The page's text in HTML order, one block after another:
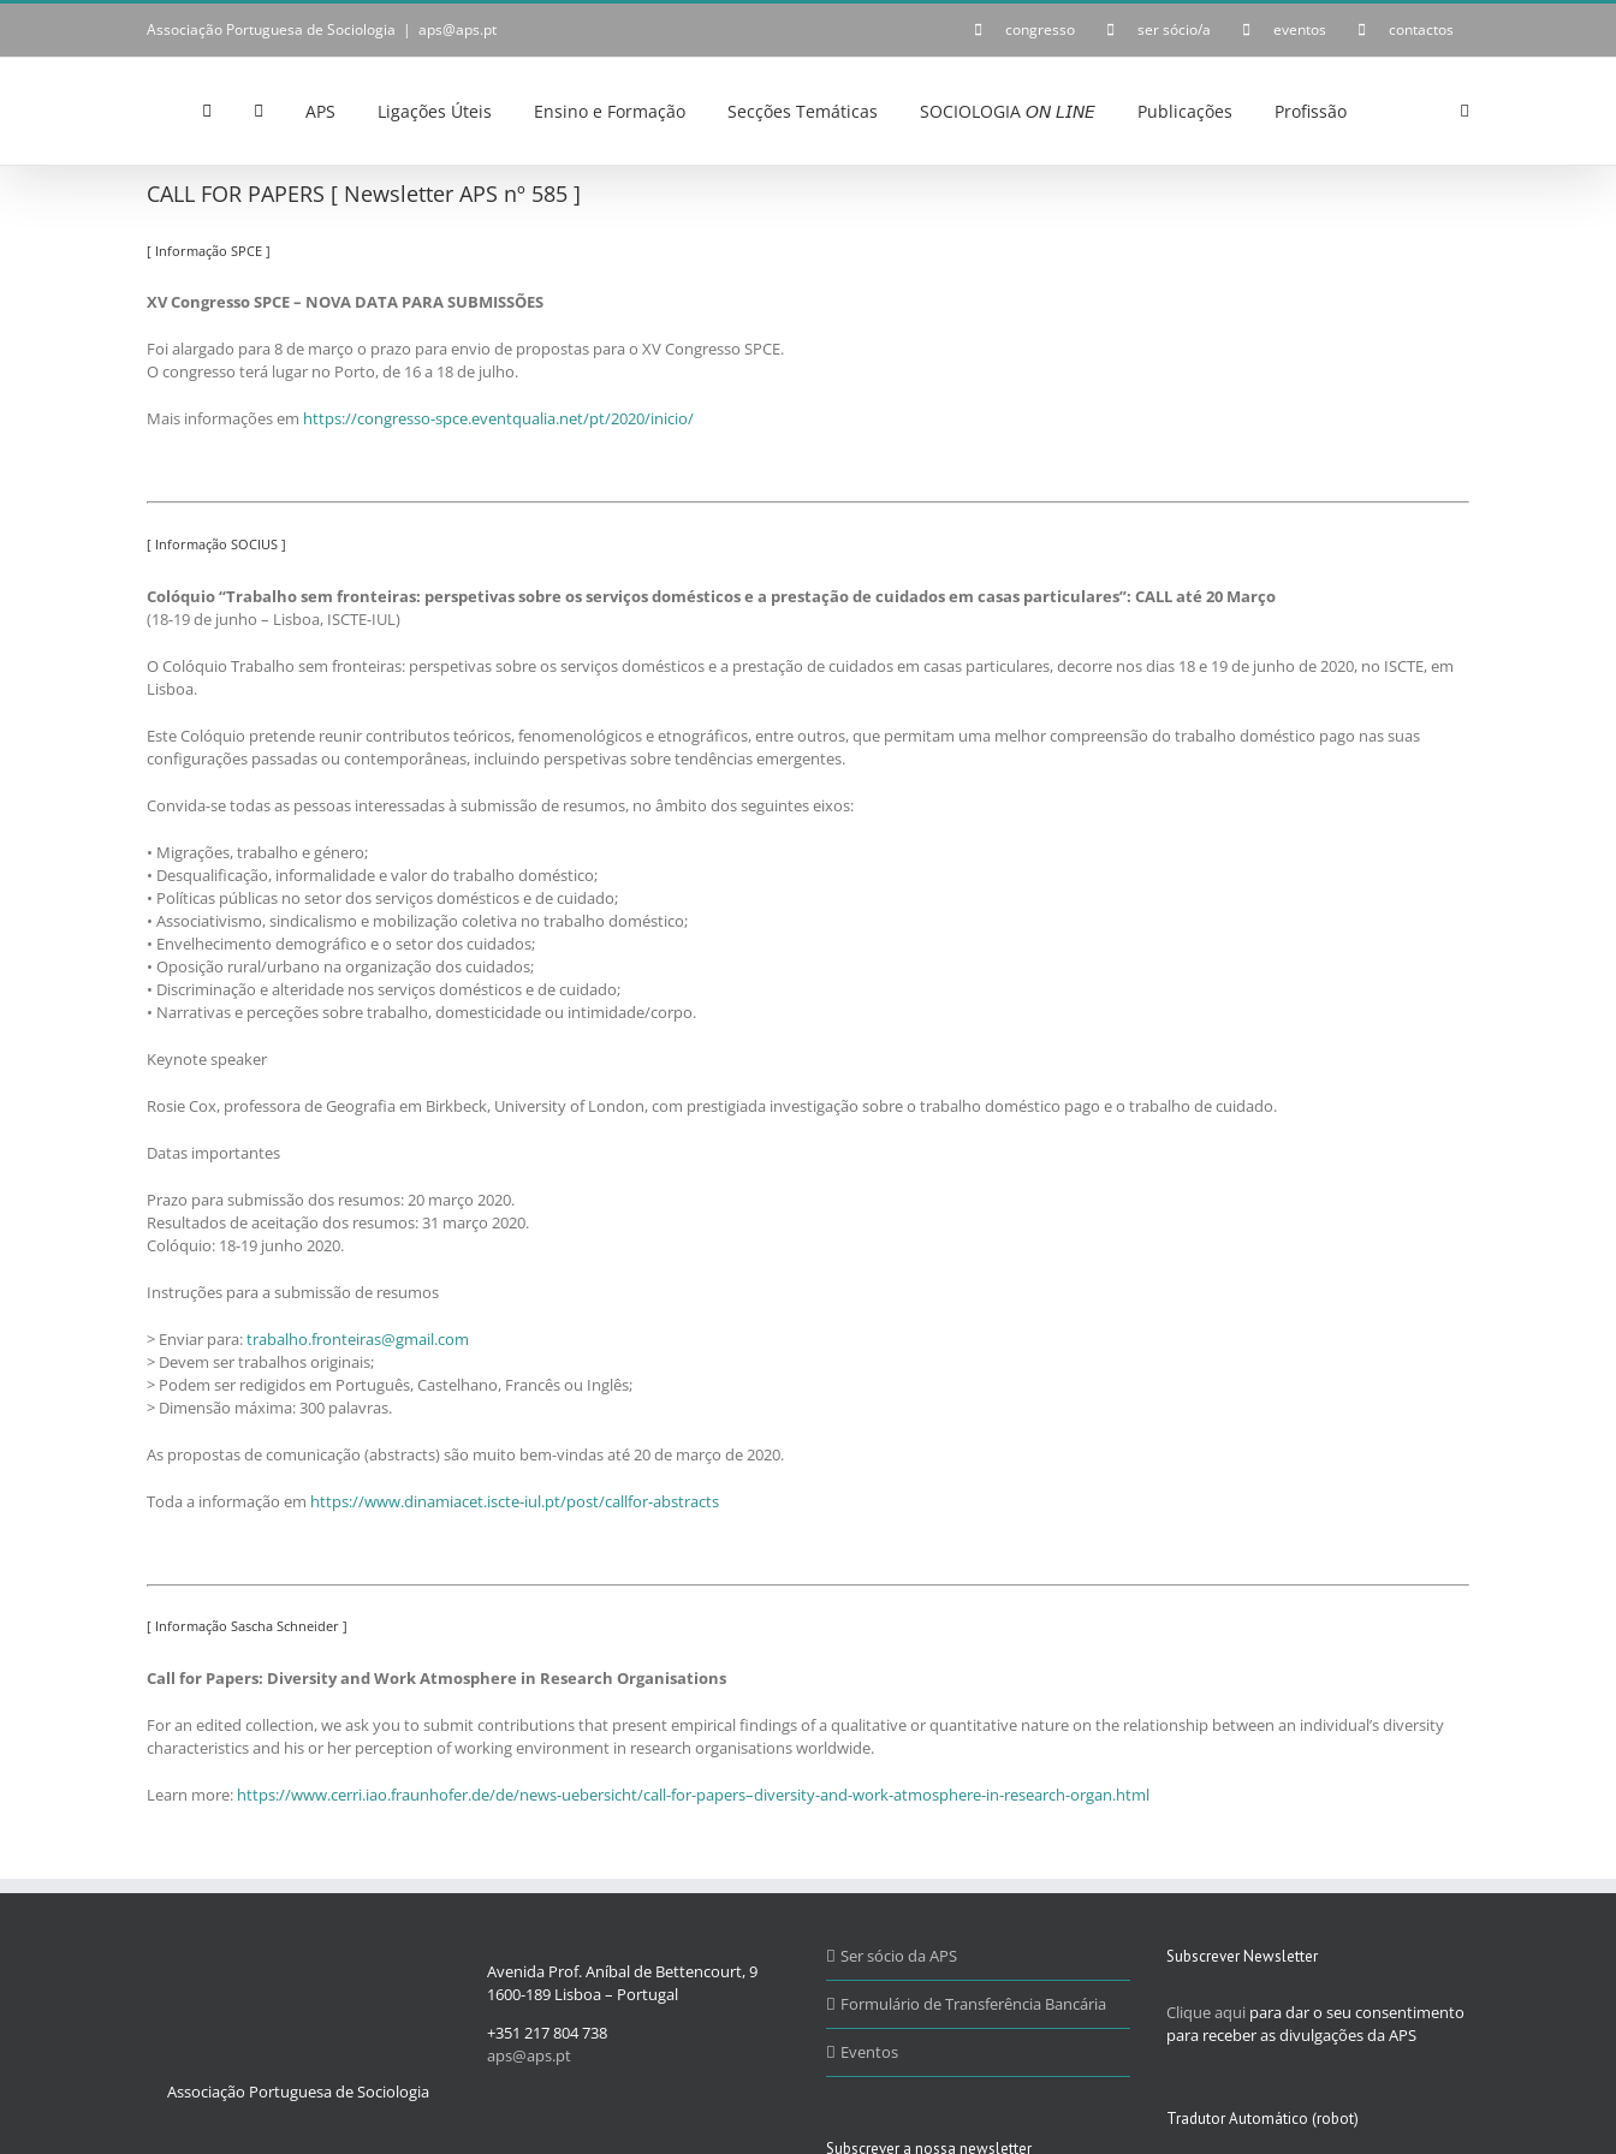
Skip
content
Associação Portuguesa de Sociologia | aps@aps.pt congresso ser sócio/a eventos contactos
APS Ligações Úteis Ensino e Formação Secções Temáticas SOCIOLOGIA 𝘖𝘕 𝘓𝘐𝘕𝘌 Publicações Profissão
CALL FOR PAPERS [ Newsletter APS nº 585 ]
[ Informação SPCE ]
XV Congresso SPCE – NOVA DATA PARA SUBMISSÕES
Foi alargado para 8 de março o prazo para envio de propostas para o XV Congresso SPCE.
O congresso terá lugar no Porto, de 16 a 18 de julho.
Mais informações em https://congresso-spce.eventqualia.net/pt/2020/inicio/
[ Informação SOCIUS ]
Colóquio “Trabalho sem fronteiras: perspetivas sobre os serviços domésticos e a prestação de cuidados em casas particulares”: CALL até 20 Março
(18-19 de junho – Lisboa, ISCTE-IUL)
O Colóquio Trabalho sem fronteiras: perspetivas sobre os serviços domésticos e a prestação de cuidados em casas particulares, decorre nos dias 18 e 19 de junho de 2020, no ISCTE, em
Lisboa.
Este Colóquio pretende reunir contributos teóricos, fenomenológicos e etnográficos, entre outros, que permitam uma melhor compreensão do trabalho doméstico pago nas suas
configurações passadas ou contemporâneas, incluindo perspetivas sobre tendências emergentes.
Convida-se todas as pessoas interessadas à submissão de resumos, no âmbito dos seguintes eixos:
• Migrações, trabalho e género;
• Desqualificação, informalidade e valor do trabalho doméstico;
• Políticas públicas no setor dos serviços domésticos e de cuidado;
• Associativismo, sindicalismo e mobilização coletiva no trabalho doméstico;
• Envelhecimento demográfico e o setor dos cuidados;
• Oposição rural/urbano na organização dos cuidados;
• Discriminação e alteridade nos serviços domésticos e de cuidado;
• Narrativas e perceções sobre trabalho, domesticidade ou intimidade/corpo.
Keynote speaker
Rosie Cox, professora de Geografia em Birkbeck, University of London, com prestigiada investigação sobre o trabalho doméstico pago e o trabalho de cuidado.
Datas importantes
Prazo para submissão dos resumos: 20 março 2020.
Resultados de aceitação dos resumos: 31 março 2020.
Colóquio: 18-19 junho 2020.
Instruções para a submissão de resumos
> Enviar para:trabalho.fronteiras@gmail.com
> Devem ser trabalhos originais;
> Podem ser redigidos em Português, Castelhano, Francês ou Inglês;
> Dimensão máxima: 300 palavras.
As propostas de comunicação (abstracts) são muito bem-vindas até 20 de março de 2020.
Toda a informação em https://www.dinamiacet.iscte-iul.pt/post/callfor-abstracts
[ Informação Sascha Schneider ]
Call for Papers: Diversity and Work Atmosphere in Research Organisations
For an edited collection, we ask you to submit contributions that present empirical findings of a qualitative or quantitative nature on the relationship between an individual’s diversity
characteristics and his or her perception of working environment in research organisations worldwide.
Learn more: https://www.cerri.iao.fraunhofer.de/de/news-uebersicht/call-for-papers–diversity-and-work-atmosphere-in-research-organ.html
Associação Portuguesa de Sociologia
Avenida Prof. Aníbal de Bettencourt, 9
1600-189 Lisboa – Portugal
+351 217 804 738
aps@aps.pt
Ser sócio da APS
Formulário de Transferência Bancária
Eventos
Subscrever a nossa newsletter
Subscrever Newsletter
Clique aqui para dar o seu consentimento
para receber as divulgações da APS
Tradutor Automático (robot)